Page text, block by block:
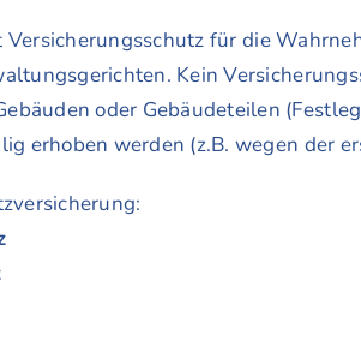
für die
Kein
oder Gebäudeteilen
erhoben werden (z.B. wegen der